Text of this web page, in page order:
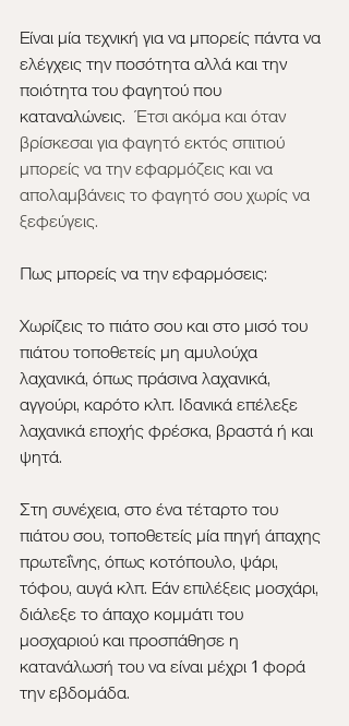
Είναι μία τεχνική για να μπορείς πάντα να
ελέγχεις την ποσότητα αλλά και την
ποιότητα του φαγητού που
καταναλώνεις. Έτσι ακόμα και όταν
βρίσκεσαι για φαγητό εκτός σπιτιού
μπορείς να την εφαρμόζεις και να
απολαμβάνεις το φαγητό σου χωρίς να
ξεφεύγεις.
Πως μπορείς να την εφαρμόσεις:
Χωρίζεις το πιάτο σου και στο μισό του
πιάτου τοποθετείς μη αμυλούχα
λαχανικά, όπως πράσινα λαχανικά,
αγγούρι, καρότο κλπ. Ιδανικά επέλεξε
λαχανικά εποχής φρέσκα, βραστά ή και
ψητά.
Στη συνέχεια, στο ένα τέταρτο του
πιάτου σου, τοποθετείς μία πηγή άπαχης
πρωτεΐνης, όπως κοτόπουλο, ψάρι,
τόφου, αυγά κλπ. Εάν επιλέξεις μοσχάρι,
διάλεξε το άπαχο κομμάτι του
μοσχαριού και προσπάθησε η
κατανάλωσή του να είναι μέχρι 1 φορά
την εβδομάδα.